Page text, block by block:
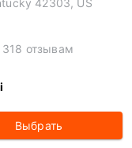
42303, US
318 отзывам
Выбрать